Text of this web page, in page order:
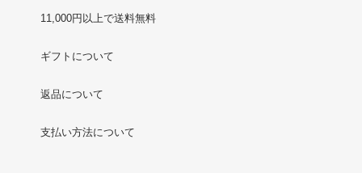
11,000円以上で送料無料
ギフトについて
返品について
支払い方法について